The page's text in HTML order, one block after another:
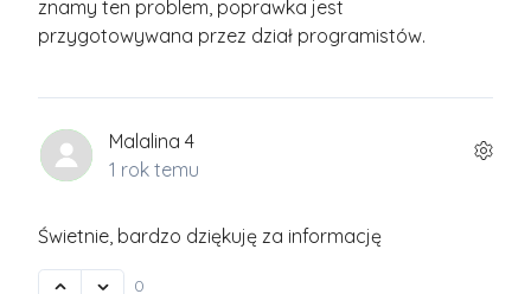
znamy ten problem, poprawka jest
przygotowywana przez dział programistów.
Malalina 4
1 rok temu
Świetnie, bardzo dziękuję za informację
0